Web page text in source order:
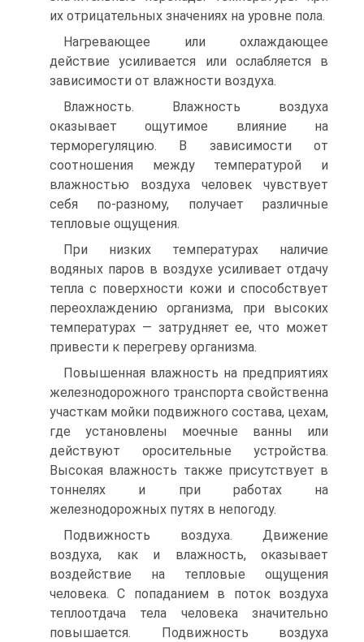
их отрицательных значениях на уровне пола.
Нагревающее или охлаждающее
действие усиливается или ослабляется в
зависимости от влажности воздуха.
Влажность. Влажность воздуха
оказывает ощутимое влияние на
терморегуляцию. В зависимости от
соотношения между температурой и
влажностью воздуха человек чувствует
себя по-разному, получает различные
тепловые ощущения.
При низких температурах наличие
водяных паров в воздухе усиливает отдачу
тепла с поверхности кожи и способствует
переохлаждению организма, при высоких
температурах — затрудняет ее, что может
привести к перегреву организма.
Повышенная влажность на предприятиях
железнодорожного транспорта свойственна
участкам мойки подвижного состава, цехам,
где установлены моечные ванны или
действуют оросительные устройства.
Высокая влажность также присутствует в
тоннелях и при работах на
железнодорожных путях в непогоду.
Подвижность воздуха. Движение
воздуха, как и влажность, оказывает
воздействие на тепловые ощущения
человека. С попаданием в поток воздуха
теплоотдача тела человека значительно
повышается. Подвижность воздуха